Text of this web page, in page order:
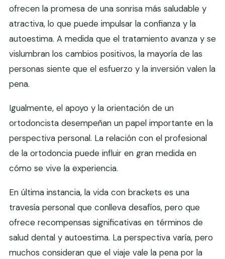
ofrecen la promesa de una sonrisa más saludable y
atractiva, lo que puede impulsar la confianza y la
autoestima. A medida que el tratamiento avanza y se
vislumbran los cambios positivos, la mayoría de las
personas siente que el esfuerzo y la inversión valen la
pena.
Igualmente, el apoyo y la orientación de un
ortodoncista desempeñan un papel importante en la
perspectiva personal. La relación con el profesional
de la ortodoncia puede influir en gran medida en
cómo se vive la experiencia.
En última instancia, la vida con brackets es una
travesía personal que conlleva desafíos, pero que
ofrece recompensas significativas en términos de
salud dental y autoestima. La perspectiva varía, pero
muchos consideran que el viaje vale la pena por la